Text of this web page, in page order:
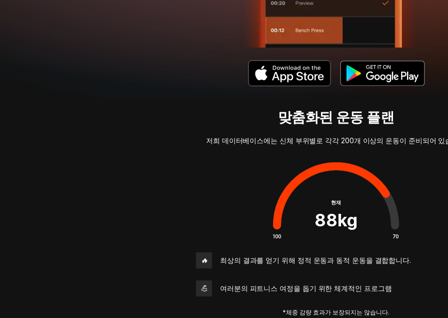
맞춤화된 운동 플랜
저희 데이터베이스에는 신체 부위별로 각각 200개 이상의 운동이 준비되어 있
현재
88kg
100 70
🔥 최상의 결과를 얻기 위해 정적 운동과 동적 운동을 결합합니다.
💪 여러분의 피트니스 여정을 돕기 위한 체계적인 프로그램
*체중 감량 효과가 보장되지는 않습니다.